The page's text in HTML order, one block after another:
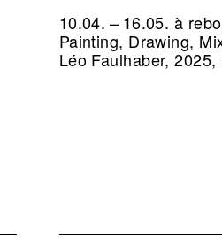
10.04. – 16.05. à
Painting, Drawing,
Léo Faulhaber, 2025,